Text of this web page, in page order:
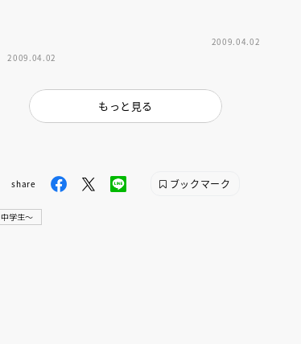
2009.04.02
2009.04.02
もっと見る
share ブックマーク
中学生〜